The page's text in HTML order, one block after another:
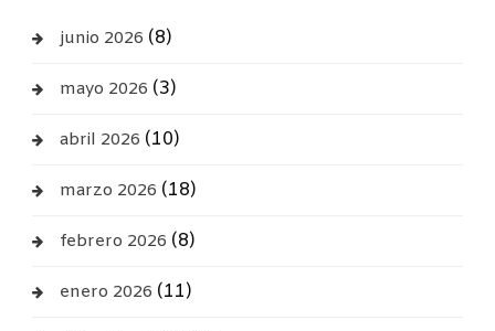
junio 2026 (8)
mayo 2026 (3)
abril 2026 (10)
marzo 2026 (18)
febrero 2026 (8)
enero 2026 (11)